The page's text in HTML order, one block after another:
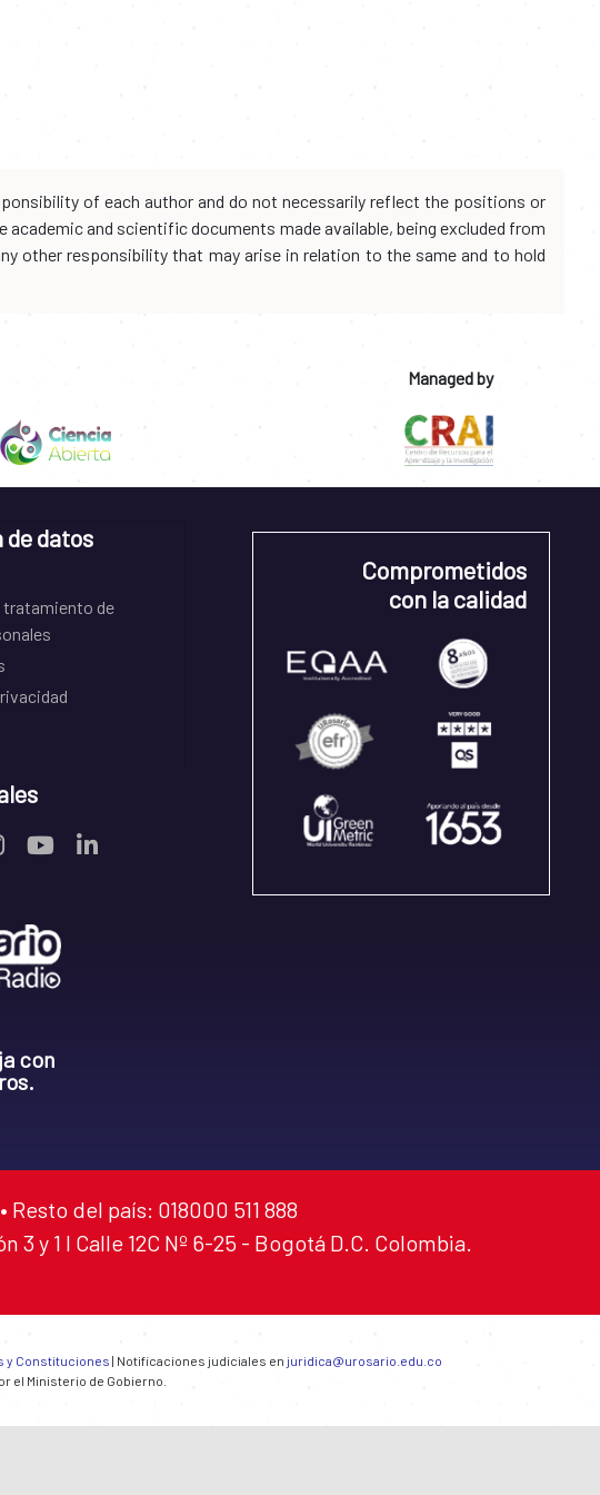
of each author and do not necessarily reflect the positions or
and scientific documents made available, being excluded from
other responsibility that may arise in relation to the same and to hold
Managed by
datos
tratamiento de
con
Comprometidos
con la calidad
del país: 018000 511 888
y 1 I Calle 12C Nº 6-25 - Bogotá D.C. Colombia.
y Constituciones | Notificaciones judiciales en juridica@urosario.edu.co
el Ministerio de Gobierno.